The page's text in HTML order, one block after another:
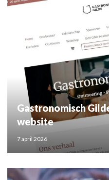
Gastronomisch
website
7 april 2026